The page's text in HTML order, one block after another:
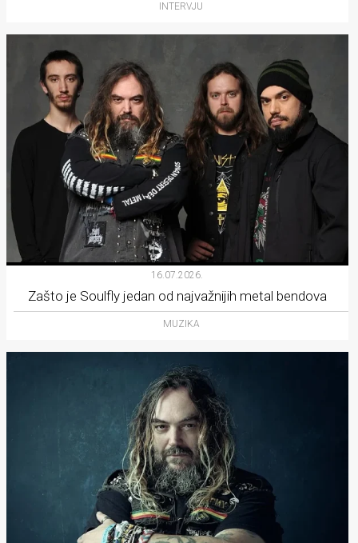
INTERVJU
16.07.2026.
Zašto je Soulfly jedan od najvažnijih metal bendova
MUZIKA